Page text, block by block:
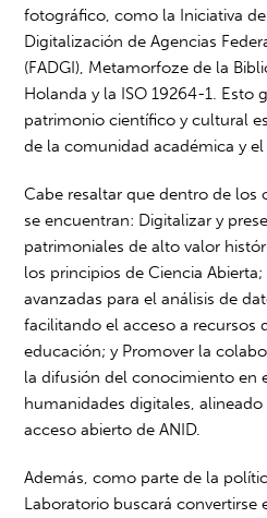
fotográfico, como la Iniciativa
Digitalización de Agencias
(FADGI), Metamorfoze de la
Holanda y la ISO 19264-1. Esto
patrimonio científico y cultural
de la comunidad académica y
Cabe resaltar que dentro de los
se encuentran: Digitalizar y
patrimoniales de alto valor
los principios de Ciencia
avanzadas para el análisis de
facilitando el acceso a recursos
educación; y Promover la
la difusión del conocimiento en
humanidades digitales,
acceso abierto de ANID.
Además, como parte de la
Laboratorio buscará convertirse